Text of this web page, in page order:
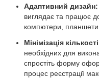
Адаптивний дизайн:
виглядає та працює
компютери, планшети
Мінімізація
необхідних для
спростіть форму
процес реєстрації